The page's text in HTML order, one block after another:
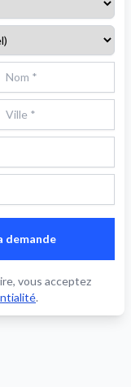
demande
vous acceptez
.